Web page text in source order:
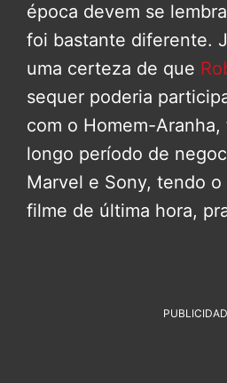
época devem se
foi bastante diferente.
uma certeza de que
sequer poderia
com o Homem-Aranha,
longo período de
Marvel e Sony, tendo
filme de última hora,